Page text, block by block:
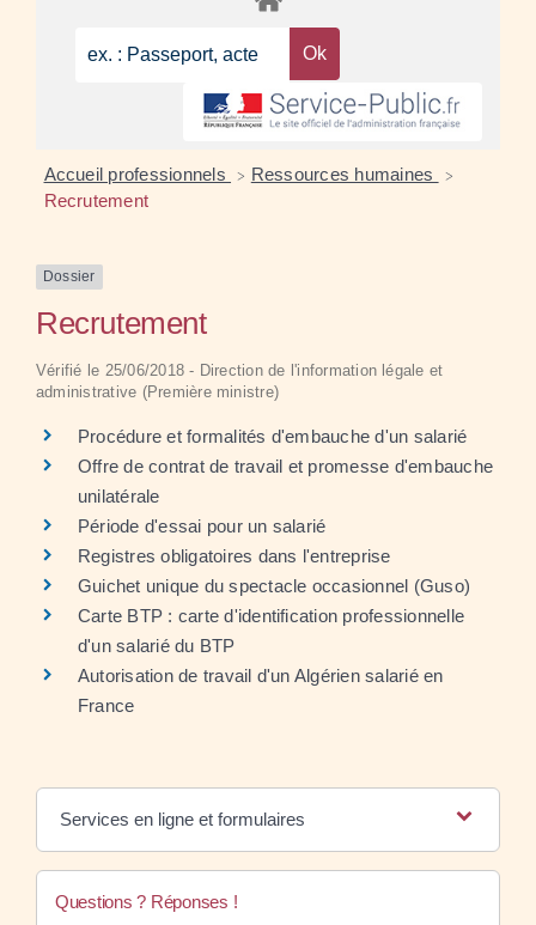
Accueil professionnels > Ressources humaines >
Recrutement
Dossier
Recrutement
Vérifié le 25/06/2018 - Direction de l'information légale et
administrative (Première ministre)
Procédure et formalités d'embauche d'un salarié
Offre de contrat de travail et promesse d'embauche
unilatérale
Période d'essai pour un salarié
Registres obligatoires dans l'entreprise
Guichet unique du spectacle occasionnel (Guso)
Carte BTP : carte d'identification professionnelle
d'un salarié du BTP
Autorisation de travail d'un Algérien salarié en
France
Services en ligne et formulaires
Questions ? Réponses !